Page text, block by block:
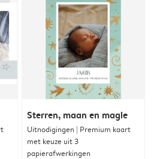
Sterren, maan en magie
Uitnodigingen | Premium kaart
met keuze uit 3
papierafwerkingen